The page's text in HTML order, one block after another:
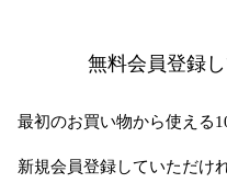
無料会員登録
最初のお買い物から使える
新規会員登録していただけ